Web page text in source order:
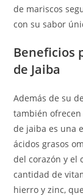
de mariscos
con su sabor
Beneficios
de Jaiba
Además de su
también
de jaiba es una
ácidos grasos
del corazón y el
cantidad de
hierro y zinc,